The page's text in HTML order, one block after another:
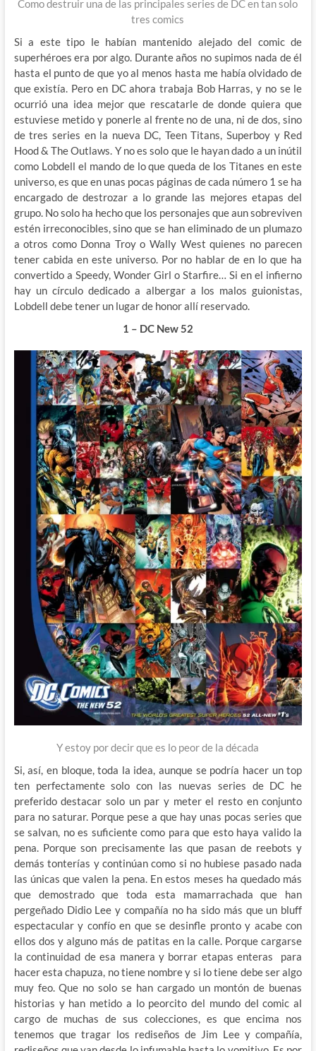
Como destruir una de las principales series de DC en tan solo
tres comics
Si a este tipo le habían mantenido alejado del comic de
superhéroes era por algo. Durante años no supimos nada de él
hasta el punto de que yo al menos hasta me había olvidado de
que existía. Pero en DC ahora trabaja Bob Harras, y no se le
ocurrió una idea mejor que rescatarle de donde quiera que
estuviese metido y ponerle al frente no de una, ni de dos, sino
de tres series en la nueva DC, Teen Titans, Superboy y Red
Hood & The Outlaws. Y no es solo que le hayan dado a un inútil
como Lobdell el mando de lo que queda de los Titanes en este
universo, es que en unas pocas páginas de cada número 1 se ha
encargado de destrozar a lo grande las mejores etapas del
grupo. No solo ha hecho que los personajes que aun sobreviven
estén irreconocibles, sino que se han eliminado de un plumazo
a otros como Donna Troy o Wally West quienes no parecen
tener cabida en este universo. Por no hablar de en lo que ha
convertido a Speedy, Wonder Girl o Starfire… Si en el infierno
hay un círculo dedicado a albergar a los malos guionistas,
Lobdell debe tener un lugar de honor allí reservado.
1 – DC New 52
Y estoy por decir que es lo peor de la década
Si, así, en bloque, toda la idea, aunque se podría hacer un top
ten perfectamente solo con las nuevas series de DC he
preferido destacar solo un par y meter el resto en conjunto
para no saturar. Porque pese a que hay unas pocas series que
se salvan, no es suficiente como para que esto haya valido la
pena. Porque son precisamente las que pasan de reebots y
demás tonterías y continúan como si no hubiese pasado nada
las únicas que valen la pena. En estos meses ha quedado más
que demostrado que toda esta mamarrachada que han
pergeñado Didio Lee y compañía no ha sido más que un bluff
espectacular y confío en que se desinfle pronto y acabe con
ellos dos y alguno más de patitas en la calle. Porque cargarse
la continuidad de esa manera y borrar etapas enteras para
hacer esta chapuza, no tiene nombre y si lo tiene debe ser algo
muy feo. Que no solo se han cargado un montón de buenas
historias y han metido a lo peorcito del mundo del comic al
cargo de muchas de sus colecciones, es que encima nos
tenemos que tragar los rediseños de Jim Lee y compañía,